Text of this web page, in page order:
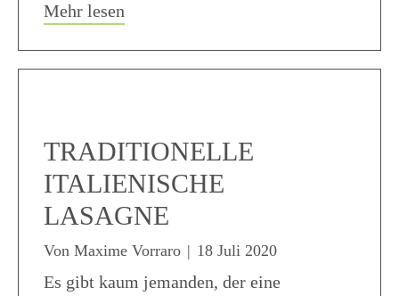
Mehr lesen
TRADITIONELLE
ITALIENISCHE
LASAGNE
Von Maxime Vorraro | 18 Juli 2020
Es gibt kaum jemanden, der eine